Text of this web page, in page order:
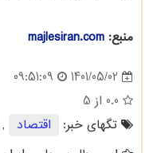
منبع: majlesiran.com
1401/05/02
09:51:09
0.0 از 5
تگهای خبر:
اقتصاد ,